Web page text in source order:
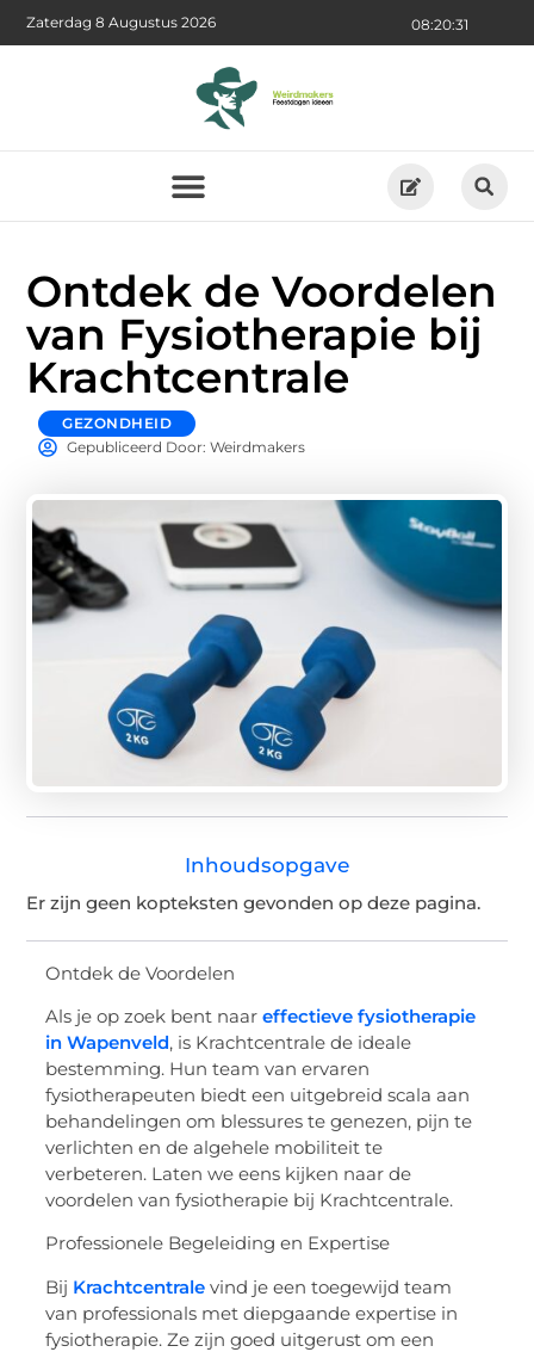
08:20:32
Zaterdag 8 Augustus 2026
Ontdek de Voordelen
van Fysiotherapie bij
Krachtcentrale
GEZONDHEID
Gepubliceerd Door: Weirdmakers
Inhoudsopgave
Er zijn geen kopteksten gevonden op deze pagina.
Ontdek de Voordelen
Als je op zoek bent naareffectieve fysiotherapie
in Wapenveld, is Krachtcentrale de ideale
bestemming. Hun team van ervaren
fysiotherapeuten biedt een uitgebreid scala aan
behandelingen om blessures te genezen, pijn te
verlichten en de algehele mobiliteit te
verbeteren. Laten we eens kijken naar de
voordelen van fysiotherapie bij Krachtcentrale.
Professionele Begeleiding en Expertise
Bij Krachtcentrale vind je een toegewijd team
van professionals met diepgaande expertise in
fysiotherapie. Ze zijn goed uitgerust om een